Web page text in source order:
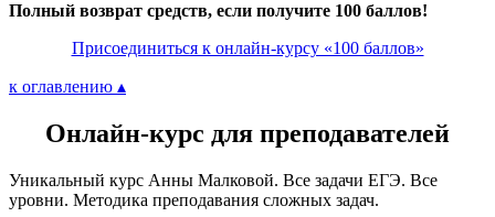
Полный возврат средств, если получите 100 баллов!
Присоединиться к онлайн-курсу «100 баллов»
к оглавлению ▴
Онлайн-курс для преподавателей
Уникальный курс Анны Малковой. Все задачи ЕГЭ. Все
уровни. Методика преподавания сложных задач.